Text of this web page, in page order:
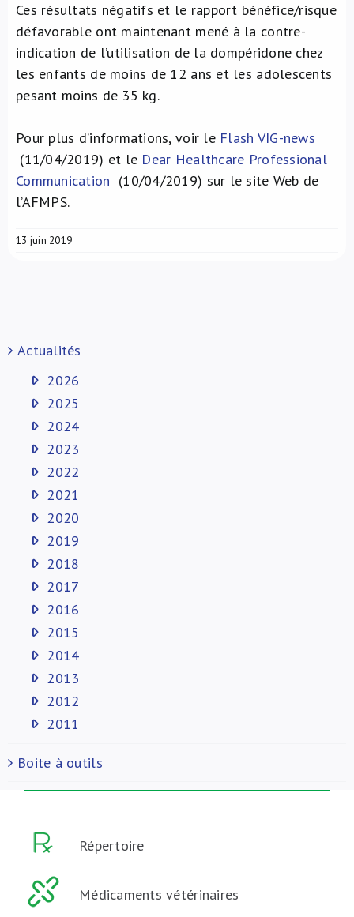
Ces résultats négatifs et le rapport bénéfice/risque
défavorable ont maintenant mené à la contre-
indication de l’utilisation de la dompéridone chez
les enfants de moins de 12 ans et les adolescents
pesant moins de 35 kg.
Pour plus d’informations, voir le Flash VIG-news
(11/04/2019) et le Dear Healthcare Professional
Communication (10/04/2019) sur le site Web de
l’AFMPS.
13 juin 2019
Actualités
2026
2025
2024
2023
2022
2021
2020
2019
2018
2017
2016
2015
2014
2013
2012
2011
Boite à outils
Répertoire
Médicaments vétérinaires